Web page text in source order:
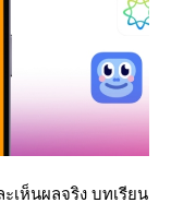
เห็นผลจริง บทเรียน